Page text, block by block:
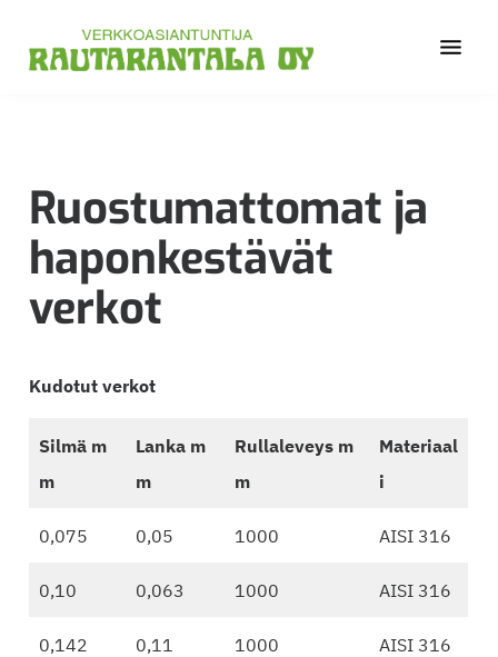
pääsisältöön
ensisijaiseen
sivupalkkiin
alatunnisteeseen
jo
vuodesta
1974.
Ruostumattomat ja
haponkestävät
verkot
Kudotut verkot
Silmä m
m
Lanka m
m
Rullaleveys m
m
Materiaal
i
0,075 0,05 1000 AISI 316
0,10 0,063 1000 AISI 316
0,142 0,11 1000 AISI 316